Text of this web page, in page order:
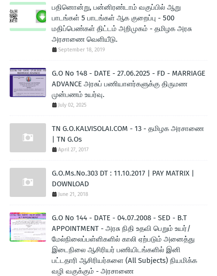
பதினொன்று, பன்னிரண்டாம் வகுப்பில் ஆறு
பாடங்கள் 5 பாடங்கள் ஆக குறைப்பு - 500
மதிப்பெண்கள் திட்டம் அறிமுகம் - தமிழக அரசு
அரசாணை வெளியீடு.
September 18, 2019
G.O No 148 - DATE - 27.06.2025 - FD - MARRIAGE
ADVANCE அரசுப் பணியாளர்களுக்கு திருமண
முன்பணம் உயர்வு.
July 02, 2025
TN G.O.KALVISOLAI.COM - 13 - தமிழக அரசாணை
| TN G.Os
April 27, 2017
G.O.Ms.No.303 DT : 11.10.2017 | PAY MATRIX |
DOWNLOAD
June 21, 2018
G.O No 144 - DATE - 04.07.2008 - SED - B.T
APPOINTMENT - அரசு நிதி உதவி பெறும் உயர்/
மேல்நிலைப்பள்ளிகளில் காலி ஏற்படும் அனைத்து
இடைநிலை ஆசிரியர் பணியிடங்களில் இனி
பட்டதாரி ஆசிரியர்களை (All Subjects) நியமிக்க
வழி வகுக்கும் - அரசாணை